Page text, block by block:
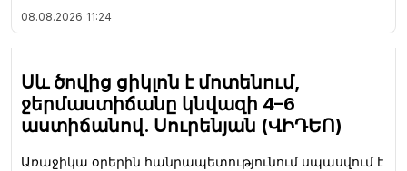
08.08.2026 11:24
Սև ծովից ցիկլոն է մոտենում,
ջերմաստիճանը կնվազի 4–6
աստիճանով. Սուրենյան (ՎԻԴԵՈ)
Առաջիկա օրերին հանրապետությունում սպասվում է